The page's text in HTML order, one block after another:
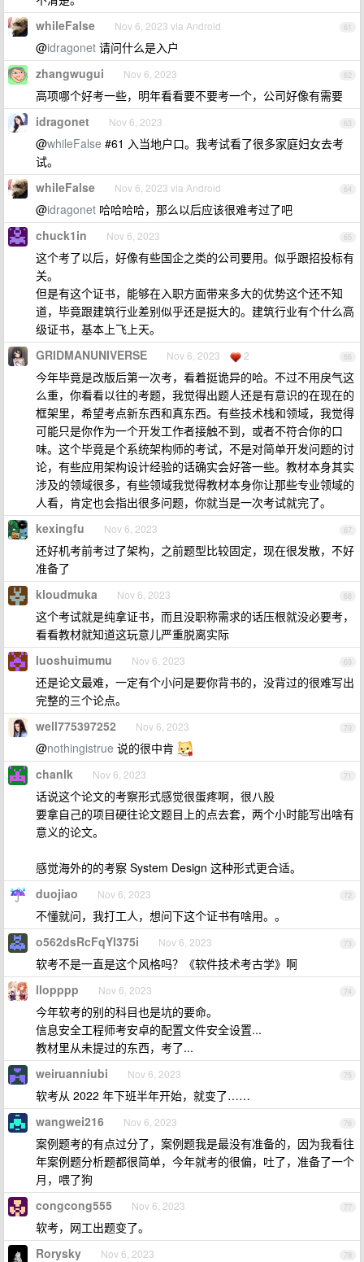
61
whileFalse Nov 6, 2023 via Android
@idragonet 请问什么是入户
62
zhangwugui Nov 6, 2023
高项哪个好考一些，明年看看要不要考一个，公司好像有需要
63
idragonet Nov 6, 2023
@whileFalse #61 入当地户口。我考试看了很多家庭妇女去考
试。
64
whileFalse Nov 6, 2023 via Android
@idragonet 哈哈哈哈，那么以后应该很难考过了吧
65
chuck1in Nov 6, 2023
这个考了以后，好像有些国企之类的公司要用。似乎跟招投标有
关。
但是有这个证书，能够在入职方面带来多大的优势这个还不知
道，毕竟跟建筑行业差别似乎还是挺大的。建筑行业有个什么高
级证书，基本上飞上天。
66
GRIDMANUNIVERSE Nov 6, 2023 2
今年毕竟是改版后第一次考，看着挺诡异的哈。不过不用戾气这
么重，你看看以往的考题，我觉得出题人还是有意识的在现在的
框架里，希望考点新东西和真东西。有些技术栈和领域，我觉得
可能只是你作为一个开发工作者接触不到，或者不符合你的口
味。这个毕竟是个系统架构师的考试，不是对简单开发问题的讨
论，有些应用架构设计经验的话确实会好答一些。教材本身其实
涉及的领域很多，有些领域我觉得教材本身你让那些专业领域的
人看，肯定也会指出很多问题，你就当是一次考试就完了。
67
kexingfu Nov 6, 2023
还好机考前考过了架构，之前题型比较固定，现在很发散，不好
准备了
68
kloudmuka Nov 6, 2023
这个考试就是纯拿证书，而且没职称需求的话压根就没必要考，
看看教材就知道这玩意儿严重脱离实际
69
luoshuimumu Nov 6, 2023
还是论文最难，一定有个小问是要你背书的，没背过的很难写出
完整的三个论点。
70
well775397252 Nov 6, 2023
@nothingistrue 说的很中肯
71
chanlk Nov 6, 2023
话说这个论文的考察形式感觉很蛋疼啊，很八股
要拿自己的项目硬往论文题目上的点去套，两个小时能写出啥有
意义的论文。
感觉海外的的考察 System Design 这种形式更合适。
72
duojiao Nov 6, 2023
不懂就问，我打工人，想问下这个证书有啥用。。
73
o562dsRcFqYl375i Nov 6, 2023
软考不是一直是这个风格吗？《软件技术考古学》啊
74
llopppp Nov 6, 2023
今年软考的别的科目也是坑的要命。
信息安全工程师考安卓的配置文件安全设置...
教材里从未提过的东西，考了...
75
weiruanniubi Nov 6, 2023
软考从 2022 年下班半年开始，就变了……
76
wangwei216 Nov 6, 2023
案例题考的有点过分了，案例题我是最没有准备的，因为我看往
年案例题分析题都很简单，今年就考的很偏，吐了，准备了一个
月，喂了狗
77
congcong555 Nov 6, 2023
软考，网工出题变了。
78
Rorysky Nov 6, 2023